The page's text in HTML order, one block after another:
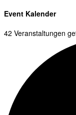
Event Kalender
42 Veranstaltungen